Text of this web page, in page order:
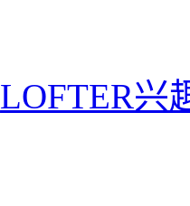
LOFTER兴